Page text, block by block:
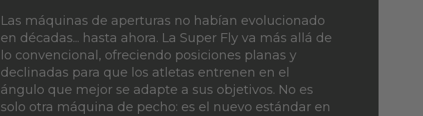
Las máquinas de aperturas no habían evolucionado
en décadas... hasta ahora. La Super Fly va más allá de
lo convencional, ofreciendo posiciones planas y
declinadas para que los atletas entrenen en el
ángulo que mejor se adapte a sus objetivos. No es
solo otra máquina de pecho: es el nuevo estándar en